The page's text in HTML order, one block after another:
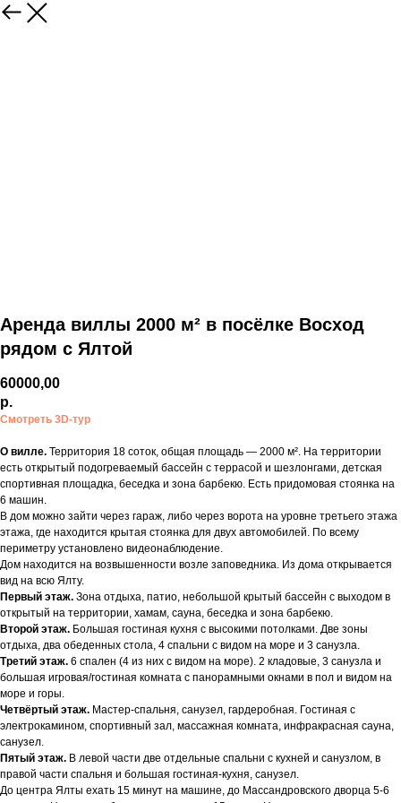
Аренда виллы 2000 м² в посёлке Восход
рядом с Ялтой
60000,00
р.
Смотреть 3D-тур
О вилле. Территория 18 соток, общая площадь — 2000 м². На территории
есть открытый подогреваемый бассейн с террасой и шезлонгами, детская
спортивная площадка, беседка и зона барбекю. Есть придомовая стоянка на
6 машин.
В дом можно зайти через гараж, либо через ворота на уровне третьего этажа
этажа, где находится крытая стоянка для двух автомобилей. По всему
периметру установлено видеонаблюдение.
Дом находится на возвышенности возле заповедника. Из дома открывается
вид на всю Ялту.
Первый этаж. Зона отдыха, патио, небольшой крытый бассейн с выходом в
открытый на территории, хамам, сауна, беседка и зона барбекю.
Второй этаж. Большая гостиная кухня с высокими потолками. Две зоны
отдыха, два обеденных стола, 4 спальни с видом на море и 3 санузла.
Третий этаж. 6 спален (4 из них с видом на море). 2 кладовые, 3 санузла и
большая игровая/гостиная комната с панорамными окнами в пол и видом на
море и горы.
Четвёртый этаж. Мастер-спальня, санузел, гардеробная. Гостиная с
электрокамином, спортивный зал, массажная комната, инфракрасная сауна,
санузел.
Пятый этаж. В левой части две отдельные спальни с кухней и санузлом, в
правой части спальня и большая гостиная-кухня, санузел.
До центра Ялты ехать 15 минут на машине, до Массандровского дворца 5-6